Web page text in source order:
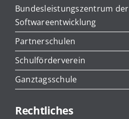
Bundesleistungszentrum der
Softwareentwicklung
Partnerschulen
Schulförderverein
Ganztagsschule
Rechtliches